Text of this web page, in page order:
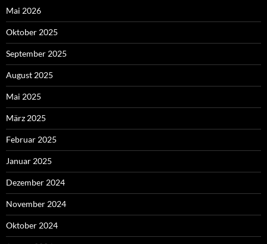
Mai 2026
Oktober 2025
September 2025
August 2025
Mai 2025
März 2025
Februar 2025
Januar 2025
Dezember 2024
November 2024
Oktober 2024